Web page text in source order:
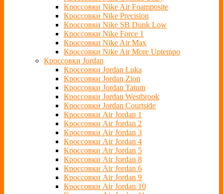
Кроссовки Nike Air Foamposite
Кроссовки Nike Precision
Кроссовки Nike SB Dunk Low
Кроссовки Nike Force 1
Кроссовки Nike Air Max
Кроссовки Nike Air More Uptempo
Кроссовки Jordan
Кроссовки Jordan Luka
Кроссовки Jordan Zion
Кроссовки Jordan Tatum
Кроссовки Jordan Westbrook
Кроссовки Jordan Courtside
Кроссовки Air Jordan 1
Кроссовки Air Jordan 2
Кроссовки Air Jordan 3
Кроссовки Air Jordan 4
Кроссовки Air Jordan 5
Кроссовки Air Jordan 8
Кроссовки Air Jordan 6
Кроссовки Air Jordan 9
Кроссовки Air Jordan 10